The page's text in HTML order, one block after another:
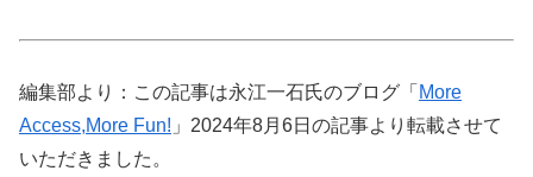
編集部より：この記事は永江一石氏のブログ「 More
Access,More Fun! 」2024年8月6日の記事より転載させて
いただきました。